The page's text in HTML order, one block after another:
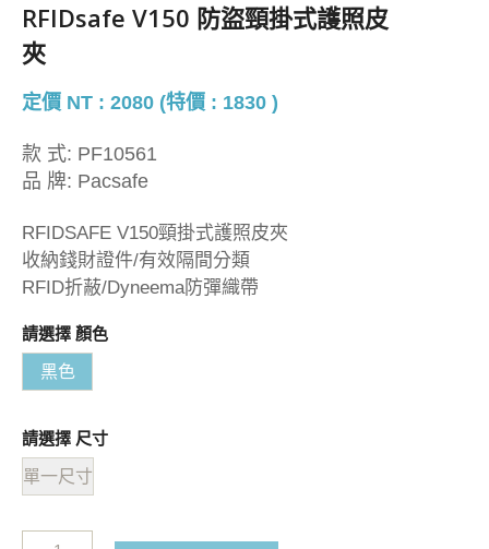
RFIDsafe V150 防盜頸掛式護照皮
夾
定價 NT : 2080 (特價 : 1830 )
款 式: PF10561
品 牌: Pacsafe
RFIDSAFE V150頸掛式護照皮夾
收納錢財證件/有效隔間分類
RFID折蔽/Dyneema防彈織帶
請選擇 顏色
黑色
請選擇 尺寸
單一尺寸